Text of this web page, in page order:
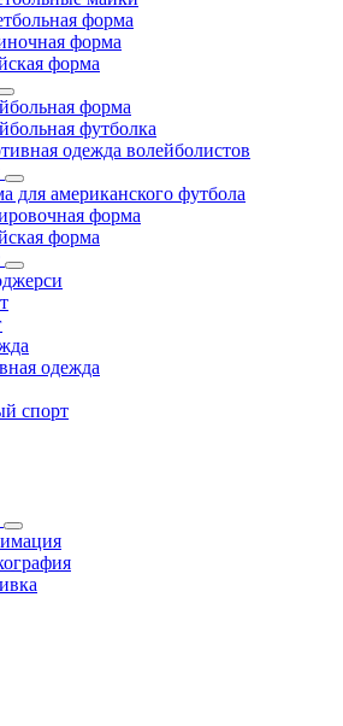
форма
форма
форма
форма
футболка
одежда волейболистов
для американского футбола
форма
форма
одежда
спорт